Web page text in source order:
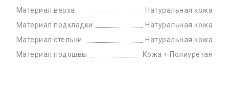
Материал верха
Натуральная кожа
Материал подкладки
Натуральная кожа
Материал стельки
Натуральная кожа
Материал подошвы
Кожа + Полиуретан